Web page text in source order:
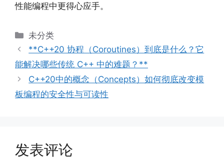
性能编程中更得心应手。
分
类
未分类
**C++20 协程（Coroutines）到底是什么？它
能解决哪些传统 C++ 中的难题？**
C++20中的概念（Concepts）如何彻底改变模
板编程的安全性与可读性
发表评论